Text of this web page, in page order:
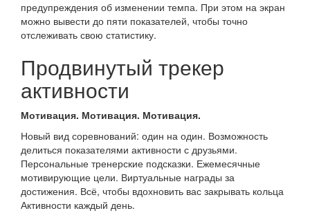
предупреждения об изменении темпа. При этом на экран
можно вывести до пяти показателей, чтобы точно
отслеживать свою статистику.
Продвинутый трекер
активности
Мотивация. Мотивация. Мотивация.
Новый вид соревнований: один на один. Возможность
делиться показателями активности с друзьями.
Персональные тренерские подсказки. Ежемесячные
мотивирующие цели. Виртуальные награды за
достижения. Всё, чтобы вдохновить вас закрывать кольца
Активности каждый день.